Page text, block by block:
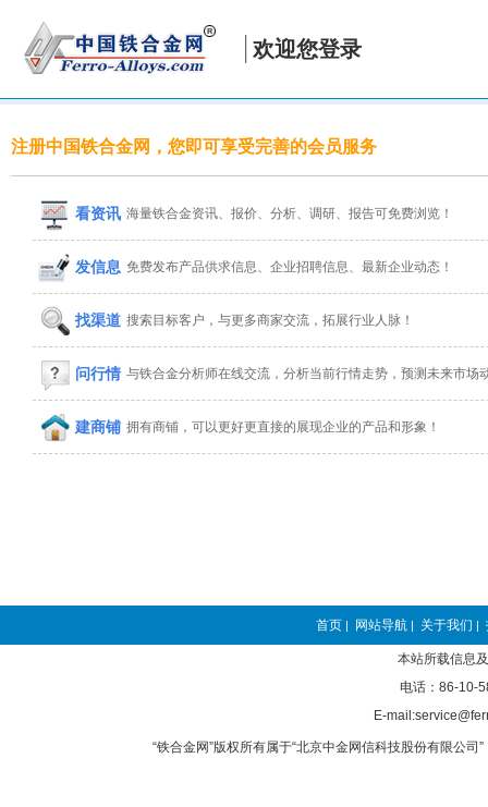
欢迎您登录
注册中国铁合金网，您即可享受完善的会员服务
看资讯 海量铁合金资讯、报价、分析、调研、报告可免费浏览！
发信息 免费发布产品供求信息、企业招聘信息、最新企业动态！
找渠道 搜索目标客户，与更多商家交流，拓展行业人脉！
问行情 与铁合金分析师在线交流，分析当前行情走势，预测未来市场
建商铺 拥有商铺，可以更好更直接的展现企业的产品和形象！
首页 | 网站导航 | 关于我们 |
本站所载信息
电话：86-10-
E-
“铁合金网”版权所有属于“北京中金网信科技股份有限公司